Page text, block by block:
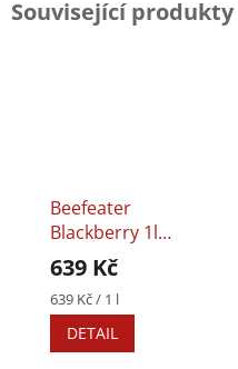
Související produkty
Beefeater
Blackberry 1l
37,5%
639 Kč
Měrná
cena:
639 Kč / 1 l
DETAIL